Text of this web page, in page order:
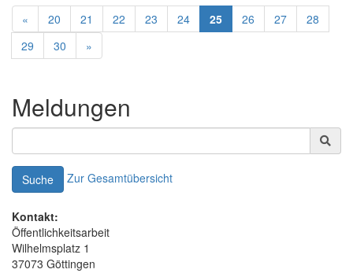
« 20 21 22 23 24 25 26 27
28
29
30 »
Meldungen
Suche Zur Gesamtübersicht
Kontakt:
Öffentlichkeitsarbeit
Wilhelmsplatz 1
37073 Göttingen